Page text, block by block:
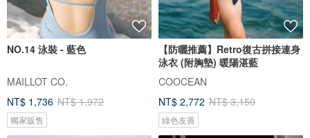
NO.14 泳裝 - 藍色
MAILLOT CO.
NT$ 1,736 NT$ 1,972
獨家販售
【防曬推薦】Retro復古拼接連身
泳衣 (附胸墊) 暖陽湛藍
COOCEAN
NT$ 2,772 NT$ 3,150
綠色友善